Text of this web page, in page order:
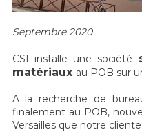
Septembre 2020
CSI installe une société
matériaux au POB sur
A la recherche de
finalement au POB,
Versailles que notre